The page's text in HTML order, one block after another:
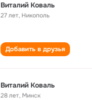
Виталий Коваль
27 лет, Никополь
Добавить в друзья
Виталий Коваль
28 лет, Минск